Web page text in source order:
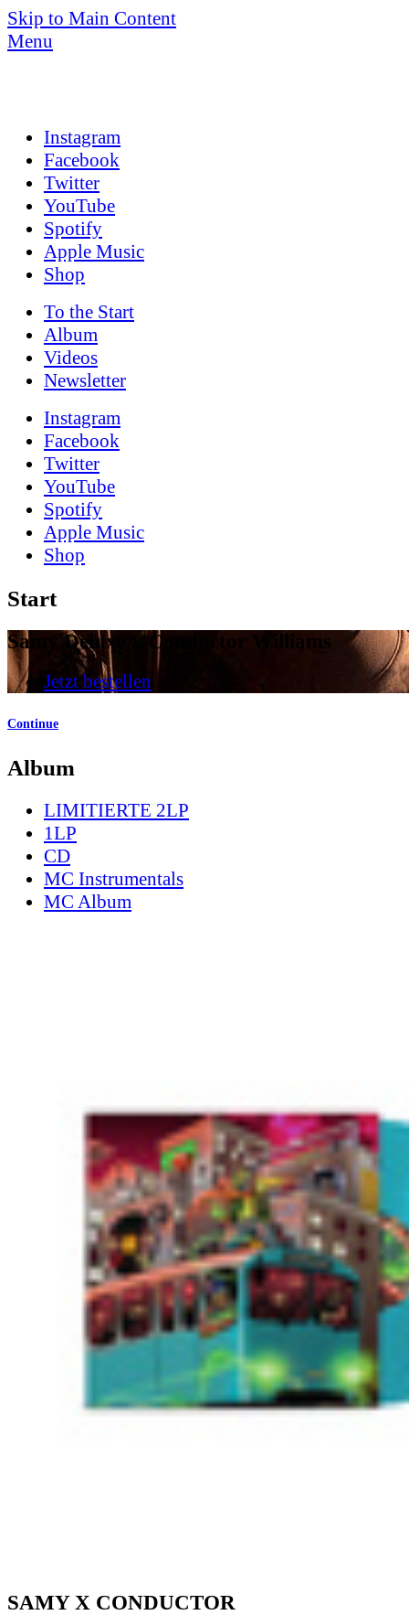
Skip to Main Content
Menu
Instagram
Facebook
Twitter
YouTube
Spotify
Apple Music
Shop
To the Start
Album
Videos
News­letter
Instagram
Facebook
Twitter
YouTube
Spotify
Apple Music
Shop
Start
Samy Deluxe x Conductor Williams
Jetzt bestellen
Continue
Album
LIMITIERTE 2LP
1LP
CD
MC Instrumentals
MC Album
SAMY X CONDUCTOR